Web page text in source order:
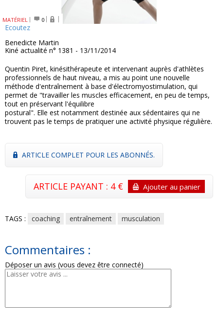
MATÉRIEL 0
Ecoutez
Benedicte Martin
Kiné actualité n° 1381 - 13/11/2014
Quentin Piret, kinésithérapeute et intervenant auprès d'athlètes
professionnels de haut niveau, a mis au point une nouvelle
méthode d'entraînement à base d'électromyostimulation, qui
permet de "travailler les muscles efficacement, en peu de temps,
tout en préservant l'équilibre
postural". Elle est notamment destinée aux sédentaires qui ne
trouvent pas le temps de pratiquer une activité physique régulière.
ARTICLE COMPLET POUR LES ABONNÉS.
ARTICLE PAYANT : 4 € Ajouter au panier
TAGS : coaching entraînement musculation
Commentaires :
Déposer un avis (vous devez être connecté)